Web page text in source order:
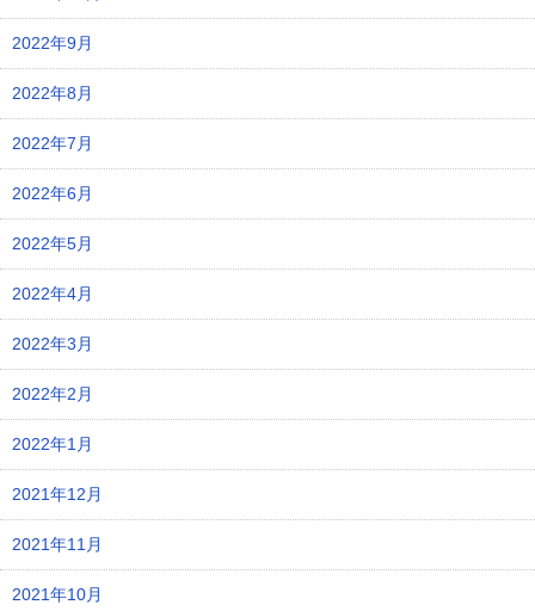
2022年9月
2022年8月
2022年7月
2022年6月
2022年5月
2022年4月
2022年3月
2022年2月
2022年1月
2021年12月
2021年11月
2021年10月